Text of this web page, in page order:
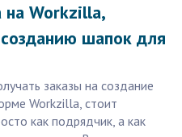
на Workzilla,
созданию шапок для
заказы на создание
Workzilla, стоит
как подрядчик, а как